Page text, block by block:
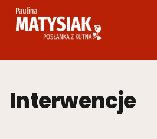
Przejdź
Interwencje